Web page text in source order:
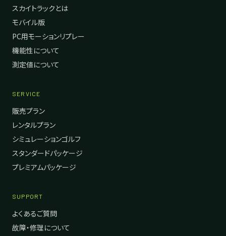
スカイトラックとは
モバイル版
PC用モーションリプレー
機能性について
測定値について
SERVICE
販売プラン
レンタルプラン
シミュレーションゴルフ
スタンダードパッケージ
プレミアムパッケージ
SUPPORT
よくあるご質問
故障・修理について